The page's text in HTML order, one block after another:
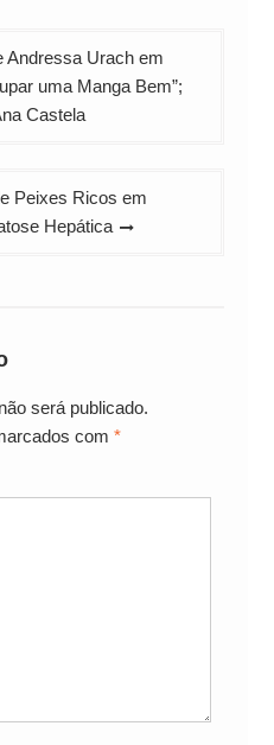
Andressa Urach em
uma Manga Bem”;
Castela
Peixes Ricos em
Hepática
será publicado.
com *